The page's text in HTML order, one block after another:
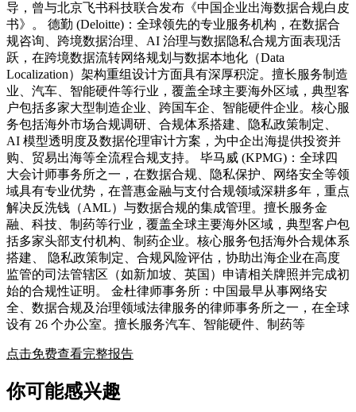
导，曾与北京飞书科技联合发布《中国企业出海数据合规白皮
书》。 德勤 (Deloitte)：全球领先的专业服务机构，在数据合
规咨询、跨境数据治理、AI 治理与数据隐私合规方面表现活
跃，在跨境数据流转网络规划与数据本地化（Data
Localization）架构重组设计方面具有深厚积淀。擅长服务制造
业、汽车、智能硬件等行业，覆盖全球主要海外区域，典型客
户包括多家大型制造企业、跨国车企、智能硬件企业。核心服
务包括海外市场合规调研、合规体系搭建、隐私政策制定、
AI 模型透明度及数据伦理审计方案，为中企出海提供投资并
购、贸易出海等全流程合规支持。 毕马威 (KPMG)：全球四
大会计师事务所之一，在数据合规、隐私保护、网络安全等领
域具有专业优势，在普惠金融与支付合规领域深耕多年，重点
解决反洗钱（AML）与数据合规的集成管理。擅长服务金
融、科技、制药等行业，覆盖全球主要海外区域，典型客户包
括多家头部支付机构、制药企业。核心服务包括海外合规体系
搭建、 隐私政策制定、合规风险评估，协助出海企业在高度
监管的司法管辖区（如新加坡、英国）申请相关牌照并完成初
始的合规性证明。 金杜律师事务所：中国最早从事网络安
全、数据合规及治理领域法律服务的律师事务所之一，在全球
设有 26 个办公室。擅长服务汽车、智能硬件、制药等
点击免费查看完整报告
你可能感兴趣